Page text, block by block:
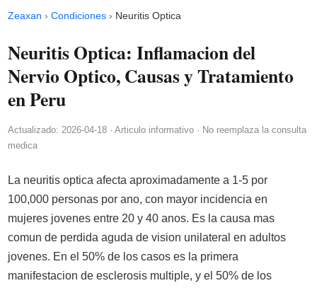
Zeaxan ›Condiciones › Neuritis Optica
Neuritis Optica: Inflamacion del
Nervio Optico, Causas y Tratamiento
en Peru
Actualizado: 2026-04-18 · Articulo informativo · No reemplaza la consulta
medica
La neuritis optica afecta aproximadamente a 1-5 por
100,000 personas por ano, con mayor incidencia en
mujeres jovenes entre 20 y 40 anos. Es la causa mas
comun de perdida aguda de vision unilateral en adultos
jovenes. En el 50% de los casos es la primera
manifestacion de esclerosis multiple, y el 50% de los